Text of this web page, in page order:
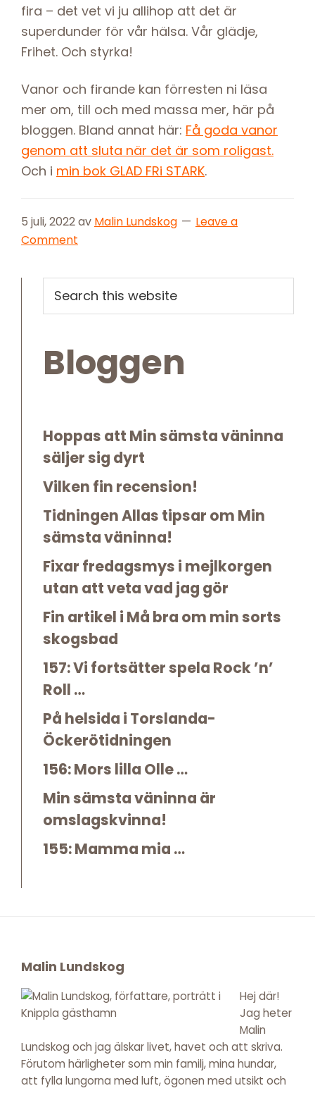
fira – det vet vi ju allihop att det är
superdunder för vår hälsa. Vår glädje,
Frihet. Och styrka!
Vanor och firande kan förresten ni läsa
mer om, till och med massa mer, här på
bloggen. Bland annat här: Få goda vanor
genom att sluta när det är som roligast.
Och i min bok GLAD FRi STARK.
5 juli, 2022av Malin Lundskog
Leave a
Comment
Primary
Sidebar
this
website
Bloggen
Hoppas att Min sämsta väninna
säljer sig dyrt
Vilken fin recension!
Tidningen Allas tipsar om Min
sämsta väninna!
Fixar fredagsmys i mejlkorgen
utan att veta vad jag gör
Fin artikel i Må bra om min sorts
skogsbad
157: Vi fortsätter spela Rock ’n’
Roll …
På helsida i Torslanda-
Öckerötidningen
156: Mors lilla Olle …
Min sämsta väninna är
omslagskvinna!
155: Mamma mia …
Footer
Malin Lundskog
Hej där!
Jag heter
Malin
Lundskog och jag älskar livet, havet och att skriva.
Förutom härligheter som min familj, mina hundar,
att fylla lungorna med luft, ögonen med utsikt och